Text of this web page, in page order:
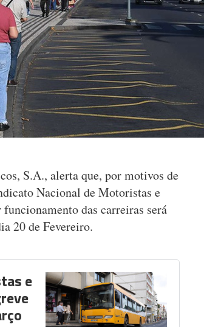
S.A., alerta que, por motivos de
Nacional de Motoristas e
das carreiras será
20 de Fevereiro.
e